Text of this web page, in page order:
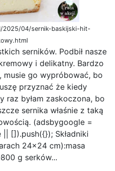
2025/04/sernik-baskijski-hit-
serników. Podbił nasze
i delikatny. Bardzo
go wypróbować, bo
przyznać że kiedy
raz byłam zaskoczona, bo
sernika właśnie z taką
(adsbygoogle =
[]).push({}); Składniki
24x24 cm):masa
g serków...